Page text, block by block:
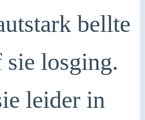
bellte
sie losging.
leider in